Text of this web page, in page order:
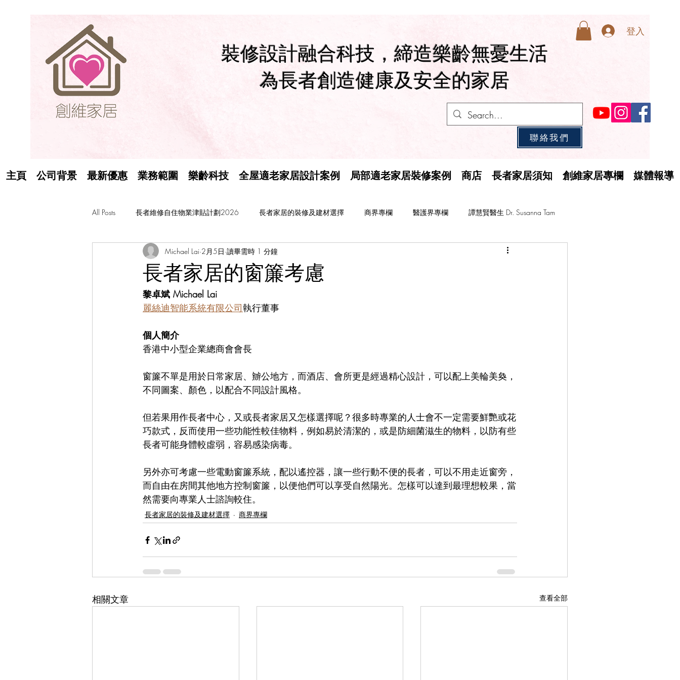
裝修設計融合科技，締造樂齡無憂生活
為長者創造健康及安全的家居
登入
聯絡我們
主頁 公司背景 最新優惠 業務範圍 樂齡科技 全屋適老家居設計案例 局部適老家居裝修案例 商店 長者家居須知 創維家居專欄 媒體報導
All Posts 長者維修自住物業津貼計劃2026 長者家居的裝修及建材選擇 商界專欄 醫護界專欄 譚慧賢醫生 Dr. Susanna Tam
工程界專欄 張凱棋醫生 Dr. Elki Cheung 黃家榮醫生 Dr. Jason Wong
長者家居的窗簾考慮
Michael Lai 2月5日 讀畢需時 1 分鐘
黎卓斌 Michael Lai
麗絲迪智能系統有限公司執行董事
個人簡介
香港中小型企業總商會會長
窗簾不單是用於日常家居、辧公地方，而酒店、會所更是經過精心設計，可以配上美輪美奐，
不同圖案、顏色，以配合不同設計風格。
但若果用作長者中心，又或長者家居又怎樣選擇呢？很多時專業的人士會不一定需要鮮艷或花
巧款式，反而使用一些功能性較佳物料，例如易於清潔的，或是防細菌滋生的物料，以防有些
長者可能身體較虛弱，容易感染病毒。
另外亦可考慮一些電動窗簾系統，配以遙控器，讓一些行動不便的長者，可以不用走近窗旁，
而自由在房間其他地方控制窗簾，以便他們可以享受自然陽光。怎樣可以達到最理想較果，當
然需要向專業人士諮詢較住。
長者家居的裝修及建材選擇 商界專欄
相關文章 查看全部